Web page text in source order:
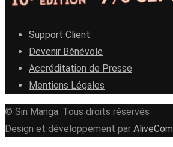
Support Client
Devenir Bénévole
Accréditation de Presse
Mentions Légales
© Sin Manga. Tous droits réservés
Design et développement par AliveCom